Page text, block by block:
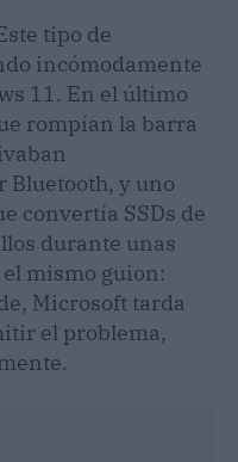
tipo de
incómodamente
11. En el último
rompían la barra
Bluetooth, y uno
convertía SSDs de
durante unas
mismo guion:
Microsoft tarda
el problema,